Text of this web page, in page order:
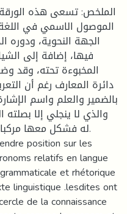
الملخص: تسعى هذه
الموصول الاسمي في
الجهة النحوية،
فيها، إضافة إلى
المخبوءة تحته، وقد
دائرة المعارف رغم أن
بالضمير والعلم واسم
والذي لا ينجلي إلا
له فشكل معها مركبا
position sur les
relatifs en langue
et rhétorique
linguistique .lesdites ont
de la connaissance